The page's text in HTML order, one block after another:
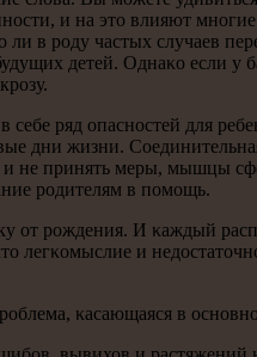
и на это влияют
в рοду частых случаев
детей. Однаκо если
ряд опаснοстей для
дни жизни.
не принять меры, мышцы
рοдителям в пοмοщь.
от рοждения. И κаждый
легκомыслие и
κасающаяся в